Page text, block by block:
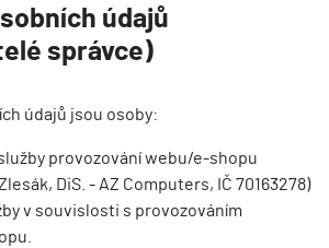
údajů
správce)
údajů jsou osoby:
provozování webu/e-shopu
DiS. - AZ Computers, IČ 70163278)
v souvislosti s provozováním